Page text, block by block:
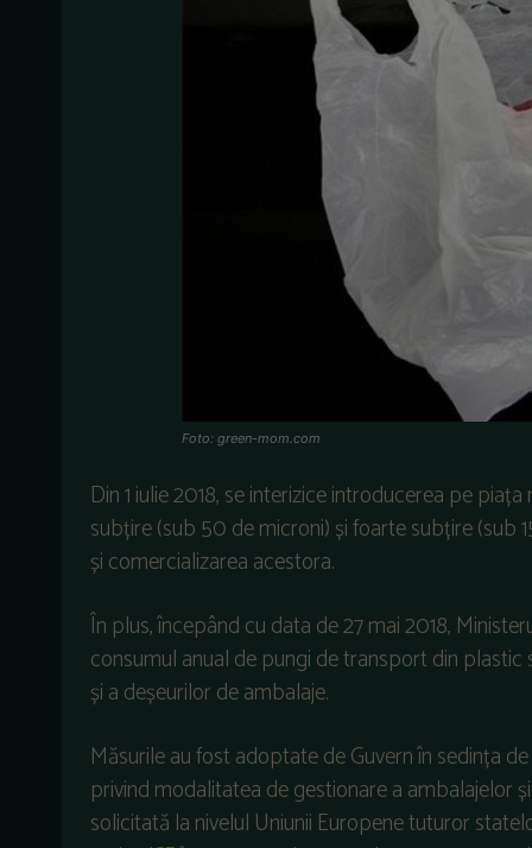
Foto: green-mom.com
Din 1 iulie 2018, se interizice introducerea pe
subțire (sub 50 de microni) și foarte subțire (sub
și comercializarea acestora.
În plus, începând cu data de 27 mai 2018,
consumul anual de pungi de transport din
și a deșeurilor de ambalaje.
Măsurile au fost adoptate de Guvern în sedința
privind modalitatea de gestionare a ambalajelor
solicitată la nivelul Uniunii Europene tuturor